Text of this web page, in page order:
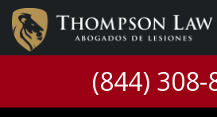
(844) 308-